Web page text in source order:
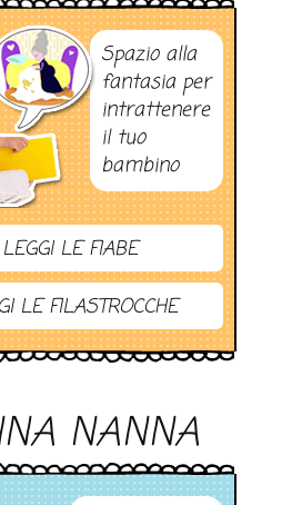
Spazio alla
fantasia per
intrattenere
il tuo
bambino
LEGGI LE FIABE
LE FILASTROCCHE
NANNA